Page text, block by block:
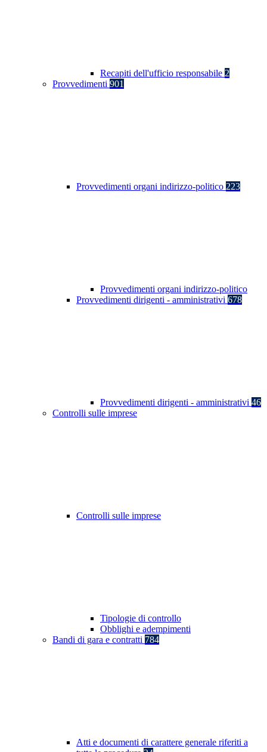
Recapiti dell'ufficio responsabile 2
Provvedimenti 901
Provvedimenti organi indirizzo-politico 223
Provvedimenti organi indirizzo-politico
Provvedimenti dirigenti - amministrativi 678
Provvedimenti dirigenti - amministrativi 46
Controlli sulle imprese
Controlli sulle imprese
Tipologie di controllo
Obblighi e adempimenti
Bandi di gara e contratti 784
Atti e documenti di carattere generale riferiti a